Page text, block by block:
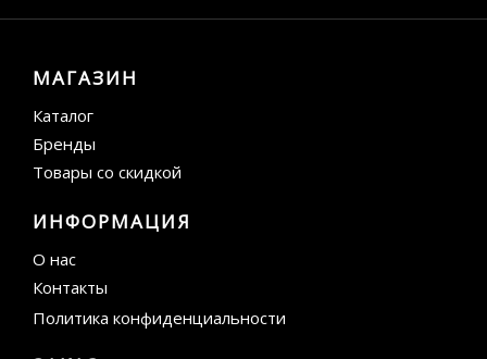
МАГАЗИН
Каталог
Бренды
Товары со скидкой
ИНФОРМАЦИЯ
О нас
Контакты
Политика конфиденциальности